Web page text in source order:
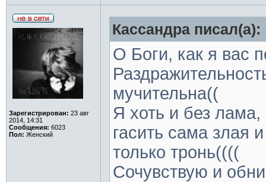
Зарегистрирован: 23 авг
2014, 14:31
Сообщения: 6023
Пол: Женский
Кассандра писал(а):
О Боги, как я вас
мучительна((
Я хоть и без
гасить сама злая
только тронь((((
Сочувствую и